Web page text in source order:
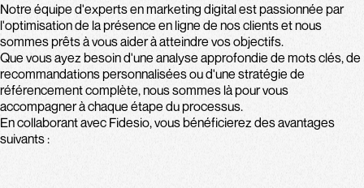
Notre équipe d'experts en marketing digital est passionnée par
l'optimisation de la présence en ligne de nos clients et nous
sommes prêts à vous aider à atteindre vos objectifs.
Que vous ayez besoin d'une analyse approfondie de mots clés, de
recommandations personnalisées ou d'une stratégie de
référencement complète, nous sommes là pour vous
accompagner à chaque étape du processus.
En collaborant avec Fidesio, vous bénéficierez des avantages
suivants :